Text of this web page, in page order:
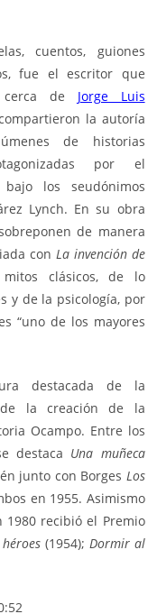
cuentos, guiones
fue el escritor que
cerca de Jorge Luis
la autoría
de historias
por el
los seudónimos
Lynch. En su obra
de manera
con La invención de
clásicos, de lo
y de la psicología, por
“uno de los mayores
destacada de la
la creación de la
Ocampo. Entre los
destaca Una muñeca
junto con Borges Los
en 1955. Asimismo
recibió el Premio
héroes(1954); Dormir al